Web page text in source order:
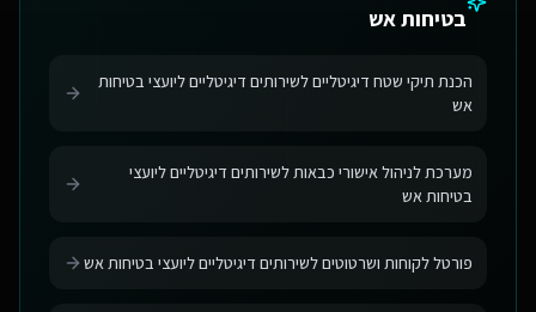
בטיחות אש
הכנת תיקי שטח דיגיטליים לשירותים דיגיטליים ליועצי בטיחות
אש
מערכת לניהול אישורי כבאות לשירותים דיגיטליים ליועצי
בטיחות אש
פורטל לקוחות ושרטוטים לשירותים דיגיטליים ליועצי בטיחות אש